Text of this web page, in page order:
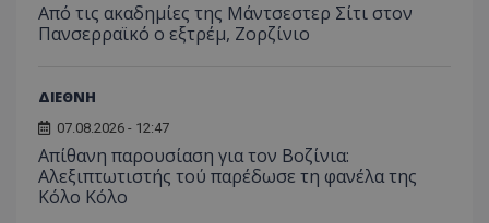
Από τις ακαδημίες της Μάντσεστερ Σίτι στον
Πανσερραϊκό ο εξτρέμ, Ζορζίνιο
ΔΙΕΘΝΗ
07.08.2026 - 12:47
Απίθανη παρουσίαση για τον Βοζίνια:
Αλεξιπτωτιστής τού παρέδωσε τη φανέλα της
Κόλο Κόλο